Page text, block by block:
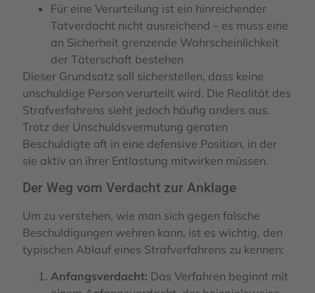
Für eine Verurteilung ist ein hinreichender
Tatverdacht nicht ausreichend – es muss eine
an Sicherheit grenzende Wahrscheinlichkeit
der Täterschaft bestehen
Dieser Grundsatz soll sicherstellen, dass keine
unschuldige Person verurteilt wird. Die Realität des
Strafverfahrens sieht jedoch häufig anders aus.
Trotz der Unschuldsvermutung geraten
Beschuldigte oft in eine defensive Position, in der
sie aktiv an ihrer Entlastung mitwirken müssen.
Der Weg vom Verdacht zur Anklage
Um zu verstehen, wie man sich gegen falsche
Beschuldigungen wehren kann, ist es wichtig, den
typischen Ablauf eines Strafverfahrens zu kennen:
Anfangsverdacht: Das Verfahren beginnt mit